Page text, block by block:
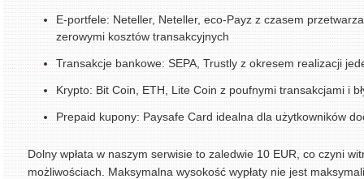
E-portfele: Neteller, Neteller, eco-Payz z czasem
zerowymi kosztów transakcyjnych
Transakcje bankowe: SEPA, Trustly z okresem realizacji
Krypto: Bit Coin, ETH, Lite Coin z poufnymi transakcjami i
Prepaid kupony: Paysafe Card idealna dla użytkowników
Dolny wpłata w naszym serwisie to zaledwie 10 EUR, co czyni
możliwościach. Maksymalna wysokość wypłaty nie jest